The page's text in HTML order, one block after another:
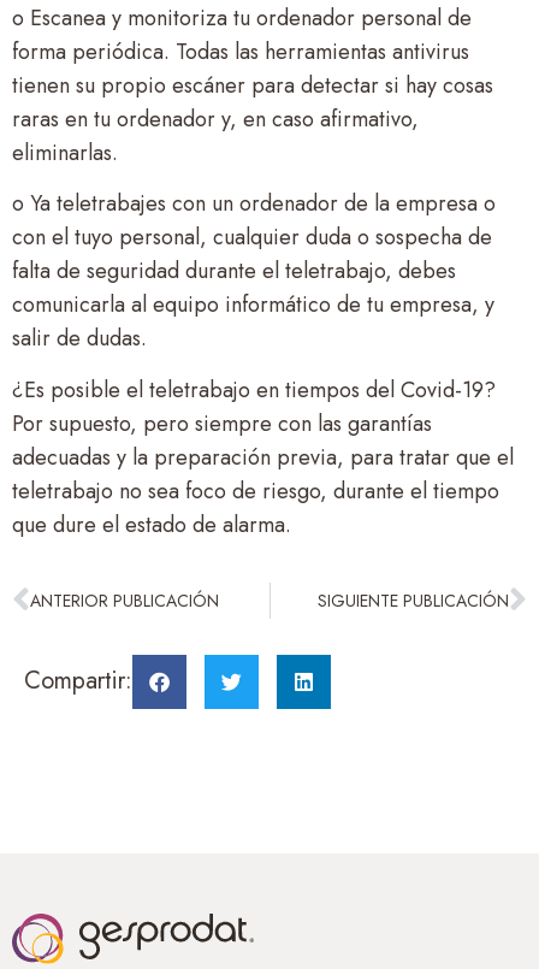
o Escanea y monitoriza tu ordenador personal de
forma periódica. Todas las herramientas antivirus
tienen su propio escáner para detectar si hay cosas
raras en tu ordenador y, en caso afirmativo,
eliminarlas.
o Ya teletrabajes con un ordenador de la empresa o
con el tuyo personal, cualquier duda o sospecha de
falta de seguridad durante el teletrabajo, debes
comunicarla al equipo informático de tu empresa, y
salir de dudas.
¿Es posible el teletrabajo en tiempos del Covid-19?
Por supuesto, pero siempre con las garantías
adecuadas y la preparación previa, para tratar que el
teletrabajo no sea foco de riesgo, durante el tiempo
que dure el estado de alarma.
ANTERIOR PUBLICACIÓN SIGUIENTE PUBLICACIÓN
Compartir: